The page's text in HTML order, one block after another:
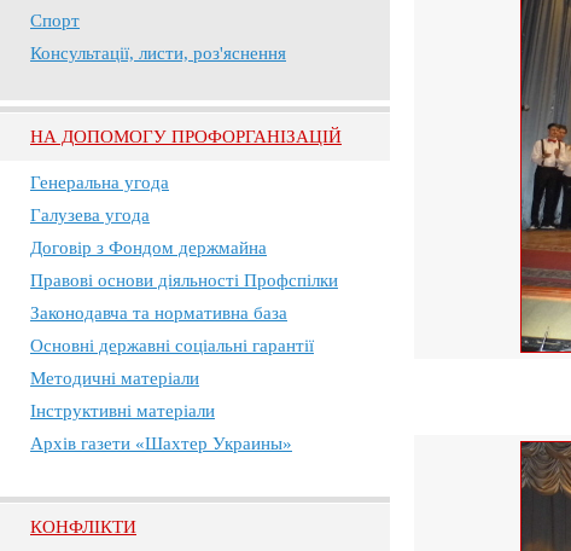
Спорт
Консультації, листи, роз'яснення
НА ДОПОМОГУ ПРОФОРГАНІЗАЦІЙ
Генеральна угода
Галузева угода
Договір з Фондом держмайна
Правові основи діяльності Профспілки
Законодавча та нормативна база
Основні державні соціальні гарантії
Методичні матеріали
Інструктивні матеріали
Архів газети «Шахтер Украины»
КОНФЛІКТИ